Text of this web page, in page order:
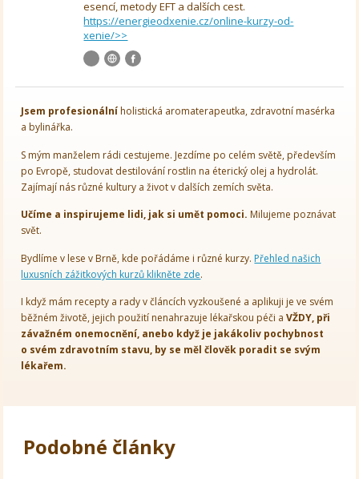
esencí, metody EFT a dalších cest.
https://energieodxenie.cz/online-kurzy-od-
xenie/>>
Jsem profesionálníholistická aromaterapeutka, zdravotní masérka
a bylinářka.
S mým manželem rádi cestujeme. Jezdíme po celém světě, především
po Evropě, studovat destilování rostlin na éterický olej a hydrolát.
Zajímají nás různé kultury a život v dalších zemích světa.
Učíme a inspirujeme lidi, jak si umět pomoci. Milujeme poznávat
svět.
Bydlíme v lese v Brně, kde pořádáme i různé kurzy. Přehled našich
luxusních zážitkových kurzů klikněte zde.
I když mám recepty a rady v článcích vyzkoušené a aplikuji je ve svém
běžném životě, jejich použití nenahrazuje lékařskou péči aVŽDY, při
závažném onemocnění, anebo když je jakákoliv pochybnost
o svém zdravotním stavu, by se měl člověk poradit se svým
lékařem.
Podobné články